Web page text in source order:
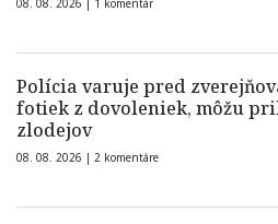
08. 08. 2026 | 1 komentár
Polícia varuje pred
fotiek z dovoleniek, môžu
zlodejov
08. 08. 2026 | 2 komentáre